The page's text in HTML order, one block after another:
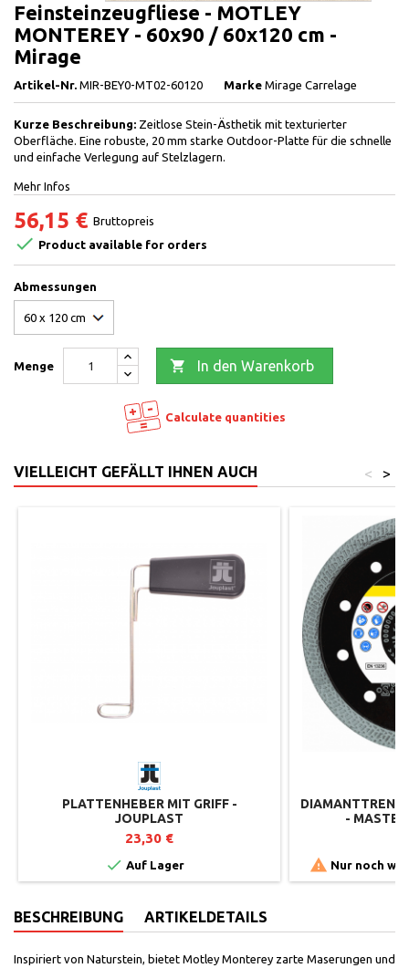
Feinsteinzeugfliese - MOTLEY
MONTEREY - 60x90 / 60x120 cm -
Mirage
Artikel-Nr. MIR-BEY0-MT02-60120 Marke Mirage Carrelage
Kurze Beschreibung: Zeitlose Stein-Ästhetik mit texturierter
Oberfläche. Eine robuste, 20 mm starke Outdoor-Platte für die schnelle
und einfache Verlegung auf Stelzlagern.
Mehr Infos
56,15 € Bruttopreis
 Product available for orders
Abmessungen
Menge  In den Warenkorb
Calculate quantities
VIELLEICHT GEFÄLLT IHNEN AUCH >
<
PLATTENHEBER MIT GRIFF -
JOUPLAST
23,30 €
 Auf Lager
-
 Nur noch
BESCHREIBUNG ARTIKELDETAILS
Inspiriert von Naturstein, bietet Motley Monterey zarte Maserungen und